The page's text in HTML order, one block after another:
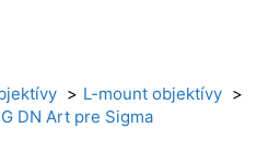
L-mount objektívy
DN Art pre Sigma